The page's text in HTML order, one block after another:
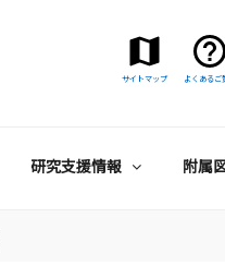
サイトマップ よくあるご
研究支援情報 附属